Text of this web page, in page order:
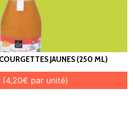
JAUNES (250 ML)
par unité)